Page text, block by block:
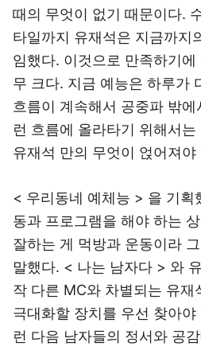
때의 무엇이 없기 때문이다.
타일까지 유재석은 지금까지
임했다. 이것으로 만족하기
무 크다. 지금 예능은 하루가
흐름이 계속해서 공중파 밖
런 흐름에 올라타기 위해서
유재석 만의 무엇이 얹어져야
< 우리동네 예체능 > 을 기획
동과 프로그램을 해야 하는
잘하는 게 먹방과 운동이라
말했다. < 나는 남자다 > 와
작 다른 MC와 차별되는 유재
극대화할 장치를 우선 찾아
런 다음 남자들의 정서와 공